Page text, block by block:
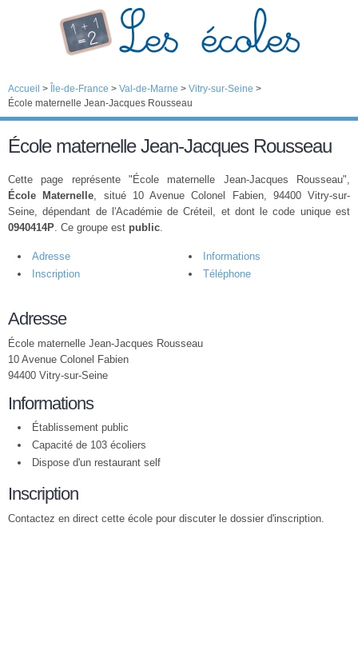
Accueil > Île-de-France > Val-de-Marne > Vitry-sur-Seine >
École maternelle Jean-Jacques Rousseau
École maternelle Jean-Jacques Rousseau
Cette page représente "École maternelle Jean-Jacques Rousseau",
École Maternelle, situé 10 Avenue Colonel Fabien, 94400 Vitry-sur-
Seine, dépendant de l'Académie de Créteil, et dont le code unique est
0940414P. Ce groupe est public.
Adresse
Informations
Inscription
Téléphone
Adresse
École maternelle Jean-Jacques Rousseau
10 Avenue Colonel Fabien
94400 Vitry-sur-Seine
Informations
Établissement public
Capacité de 103 écoliers
Dispose d'un restaurant self
Inscription
Contactez en direct cette école pour discuter le dossier d'inscription.